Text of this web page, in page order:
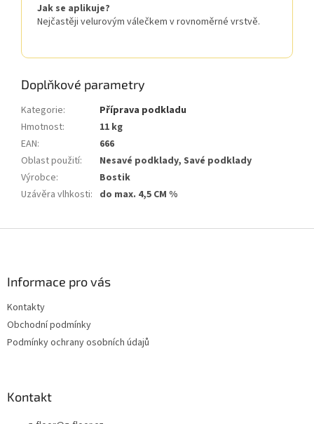
Jak se aplikuje?
Nejčastěji velurovým válečkem v rovnoměrné vrstvě.
Doplňkové parametry
Kategorie:
Příprava podkladu
Hmotnost:
11 kg
EAN:
666
Oblast použití:
Nesavé podklady, Savé podklady
Výrobce:
Bostik
Uzávěra vlhkosti: do max. 4,5 CM %
Informace pro vás
Kontakty
Obchodní podmínky
Podmínky ochrany osobních údajů
Kontakt